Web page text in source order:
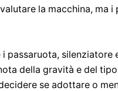
la macchina, ma
i passaruota,
della gravità e del
se adottare o